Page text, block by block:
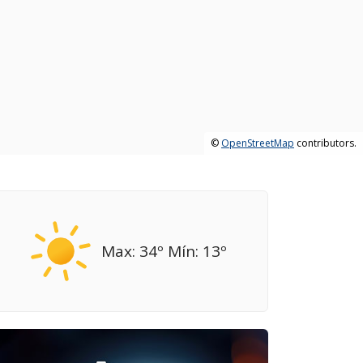
© OpenStreetMap contributors.
Max: 34º Mín: 13º